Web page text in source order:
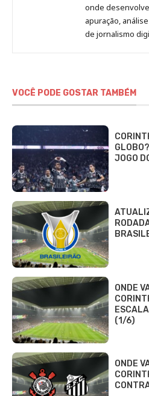
onde
apuração,
de jornalismo
VOCÊ PODE GOSTAR TAMBÉM
JOGO
ONDE
(1/6)
ONDE